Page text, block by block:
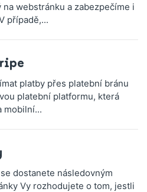
webstránku a zabezpečíme i
případě,...
platby přes platební bránu
platební platformu, která
mobilní...
dostanete následovným
Vy rozhodujete o tom, jestli